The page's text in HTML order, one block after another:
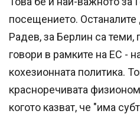
посещението. Останалите
Радев, за Берлин са теми,
говори в рамките на ЕС -
кохезионната политика.
красноречивата
когото казват, че "има